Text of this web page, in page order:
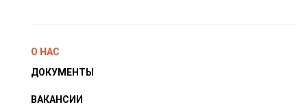
О НАС
ДОКУМЕНТЫ
ВАКАНСИИ